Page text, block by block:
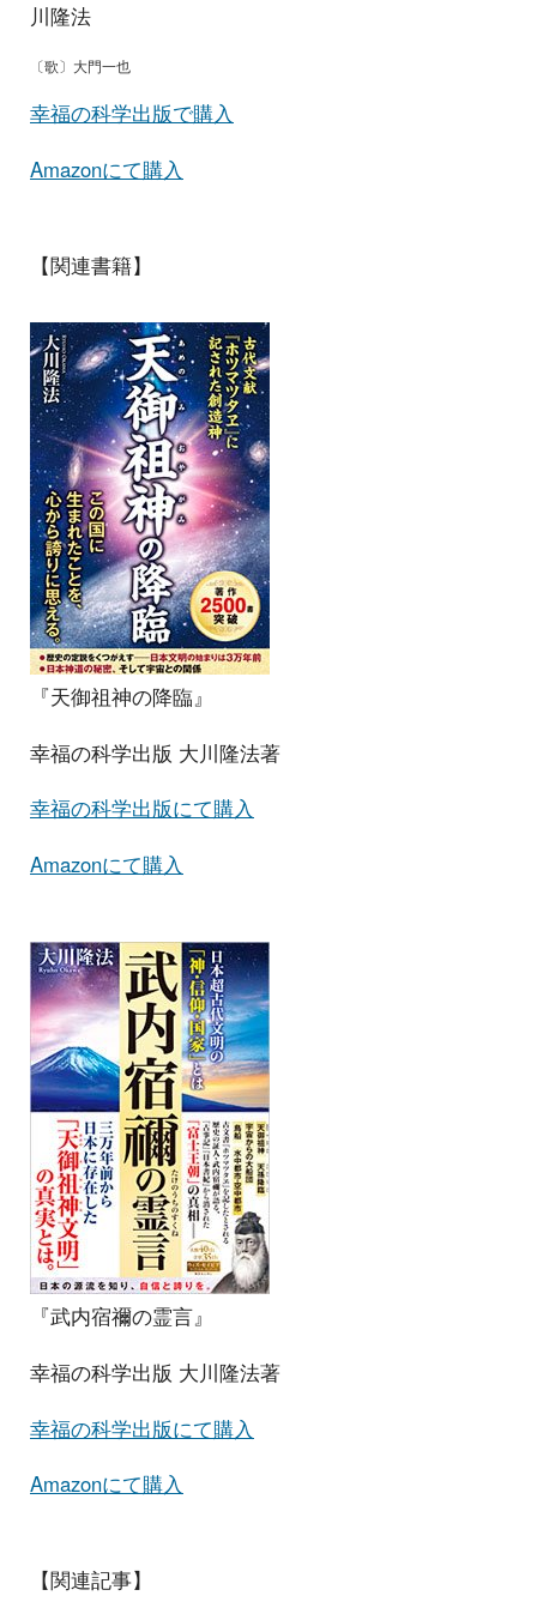
川隆法
〔歌〕大門一也
幸福の科学出版で購入
Amazonにて購入
【関連書籍】
『天御祖神の降臨』
幸福の科学出版 大川隆法著
幸福の科学出版にて購入
Amazonにて購入
『武内宿禰の霊言』
幸福の科学出版 大川隆法著
幸福の科学出版にて購入
Amazonにて購入
【関連記事】